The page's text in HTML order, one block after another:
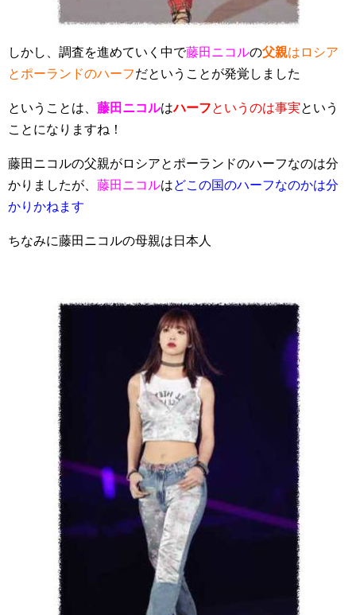
しかし、調査を進めていく中で藤田ニコルの父親はロシア
とポーランドのハーフだということが発覚しました
ということは、 藤田ニコルはハーフというのは事実という
ことになりますね！
藤田ニコルの父親がロシアとポーランドのハーフなのは分
かりましたが、 藤田ニコルはどこの国のハーフなのかは分
かりかねます
ちなみに藤田ニコルの母親は日本人